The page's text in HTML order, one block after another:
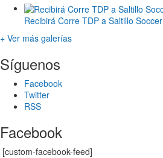
Recibirá Corre TDP a Saltillo Soccer
+ Ver más galerías
Síguenos
Facebook
Twitter
RSS
Facebook
[custom-facebook-feed]